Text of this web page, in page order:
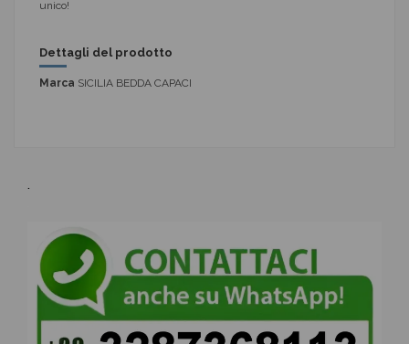
unico!
Dettagli del prodotto
Marca SICILIA BEDDA CAPACI
.